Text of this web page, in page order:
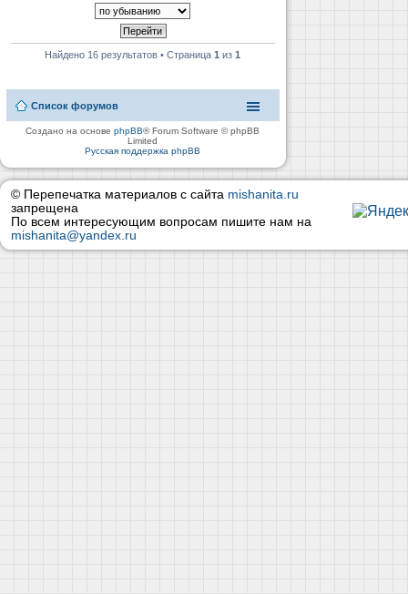
Найдено 16 результатов • Страница1 из1
Список форумов
Создано на основеphpBB® Forum Software © phpBB
Limited
Русская поддержка phpBB
© Перепечатка материалов с сайта mishanita.ru
запрещена
По всем интересующим вопросам пишите нам на
mishanita@yandex.ru